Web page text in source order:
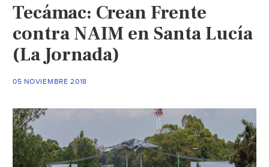
hídrico”
en
NAIM
(El
Sol
Tecámac: Crean Frente
contra NAIM en Santa Lucía
(La Jornada)
05 NOVIEMBRE 2018